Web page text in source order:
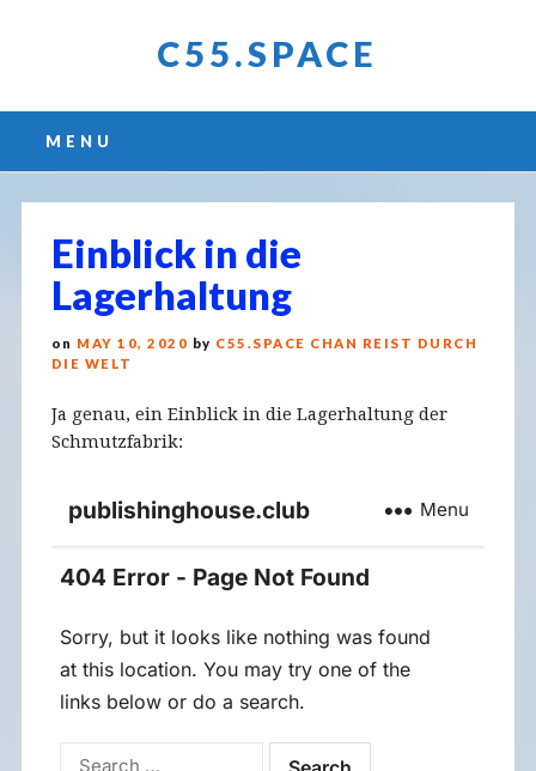
C55.SPACE
Main menu
content
MENU
Einblick in die
Lagerhaltung
on MAY 10, 2020 by C55.SPACE CHAN REIST DURCH
DIE WELT
Ja genau, ein Einblick in die Lagerhaltung der
Schmutzfabrik: